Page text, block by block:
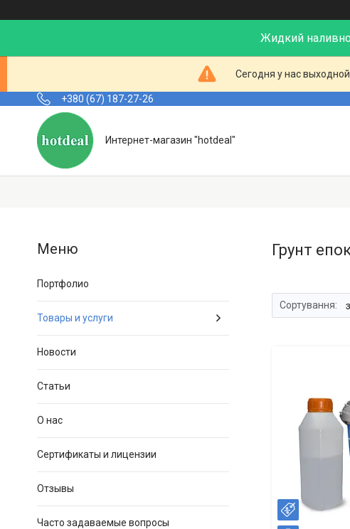
Жидкий
Сегодня у нас
+380 (67) 187-27-26
Интернет-магазин "hotdeal"
Грунт
–6%
Портфолио
Товары и услуги
Новости
Статьи
О нас
Сертификаты и лицензии
Отзывы
Часто задаваемые вопросы